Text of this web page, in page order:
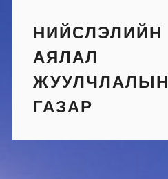
contentНИЙСЛЭЛИЙН
АЯЛАЛ
ЖУУЛЧЛАЛЫН
ГАЗАР